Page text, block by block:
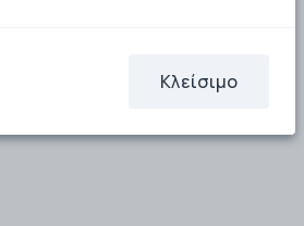
Κλείσιμο